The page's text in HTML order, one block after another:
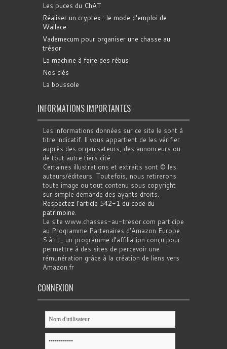
Les puces du ChAT
Réaliser un cryptex : le mode d'emploi de
Wallace
Vademecum pour organiser une chasse au
trésor
La machine à faire des rébus
Nos clés
La boussole
INFORMATIONS IMPORTANTES
Les informations données sur ce site le sont à
titre indicatif. Il vous appartient de les vérifier
auprès des organisateurs, des annonceurs ou
de tout autre tiers cité.
Certaines illustrations et extraits sont © les
auteurs/éditeurs. Toutefois, nous retirerons
toute image ou tout contenu sous copyright
sur simple demande des ayants droits.
Respectez l'article 542-1 du code du
patrimoine.
Le site www.chasses-au-tresor.com participe
au Programme Partenaires d’Amazon Europe
S.à r.l., un programme d’affiliation conçu pour
permettre à des sites de percevoir une
rémunération grâce à la création de liens vers
Amazon.fr
CONNEXION